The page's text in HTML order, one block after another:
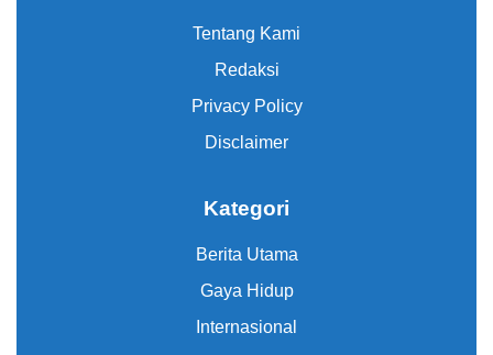
Tentang Kami
Redaksi
Privacy Policy
Disclaimer
Kategori
Berita Utama
Gaya Hidup
Internasional